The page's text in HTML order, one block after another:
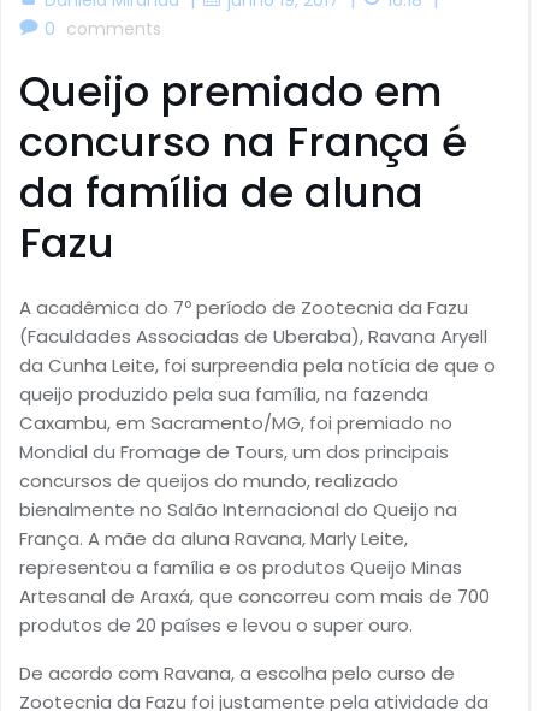
0 comments
Queijo premiado em
concurso na França é
da família de aluna
Fazu
A acadêmica do 7º período de Zootecnia da Fazu
(Faculdades Associadas de Uberaba), Ravana Aryell
da Cunha Leite, foi surpreendia pela notícia de que o
queijo produzido pela sua família, na fazenda
Caxambu, em Sacramento/MG, foi premiado no
Mondial du Fromage de Tours, um dos principais
concursos de queijos do mundo, realizado
bienalmente no Salão Internacional do Queijo na
França. A mãe da aluna Ravana, Marly Leite,
representou a família e os produtos Queijo Minas
Artesanal de Araxá, que concorreu com mais de 700
produtos de 20 países e levou o super ouro.
De acordo com Ravana, a escolha pelo curso de
Zootecnia da Fazu foi justamente pela atividade da